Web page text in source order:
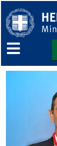
to
content